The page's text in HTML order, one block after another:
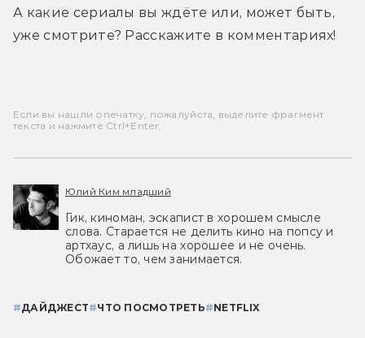
А какие сериалы вы ждёте или, может быть,
уже смотрите? Расскажите в комментариях!
Если вы нашли опечатку, пожалуйста, выделите фрагмент
текста и нажмите Ctrl+Enter.
Юлий Ким младший
Гик, киноман, эскапист в хорошем смысле
слова. Старается не делить кино на попсу и
артхаус, а лишь на хорошее и не очень.
Обожает то, чем занимается.
#ДАЙДЖЕСТ#ЧТО ПОСМОТРЕТЬ#NETFLIX